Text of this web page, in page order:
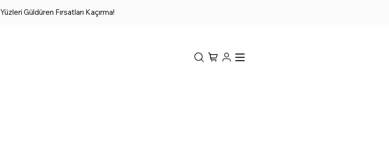
Yüzleri Güldüren Fırsatları Kaçırma!